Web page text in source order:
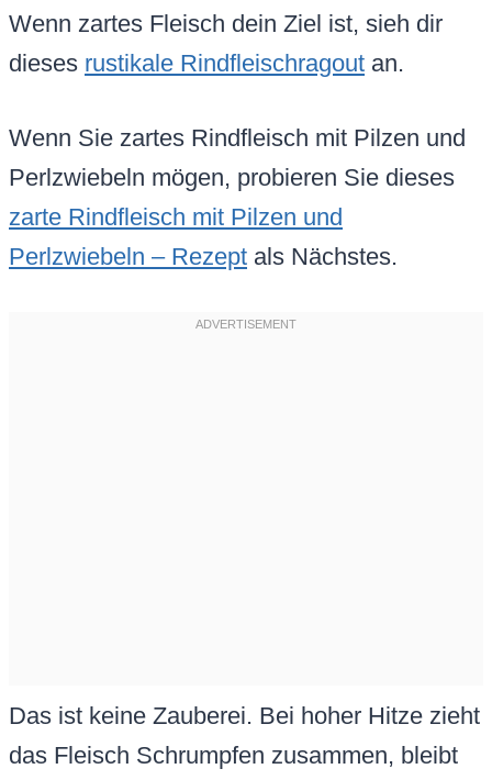
Wenn zartes Fleisch dein Ziel ist, sieh dir
dieses rustikale Rindfleischragout an.
Wenn Sie zartes Rindfleisch mit Pilzen und
Perlzwiebeln mögen, probieren Sie dieses
zarte Rindfleisch mit Pilzen und
Perlzwiebeln – Rezept als Nächstes.
Das ist keine Zauberei. Bei hoher Hitze zieht
das Fleisch Schrumpfen zusammen, bleibt